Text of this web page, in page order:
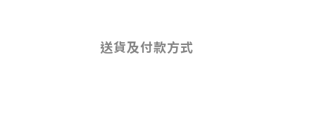
送貨及付款方式